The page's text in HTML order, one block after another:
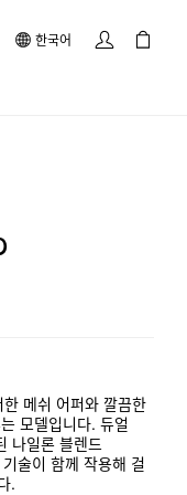
한국어
메쉬 어퍼와 깔끔한
모델입니다. 듀얼
나일론 블렌드
술이 함께 작용해 걸
.